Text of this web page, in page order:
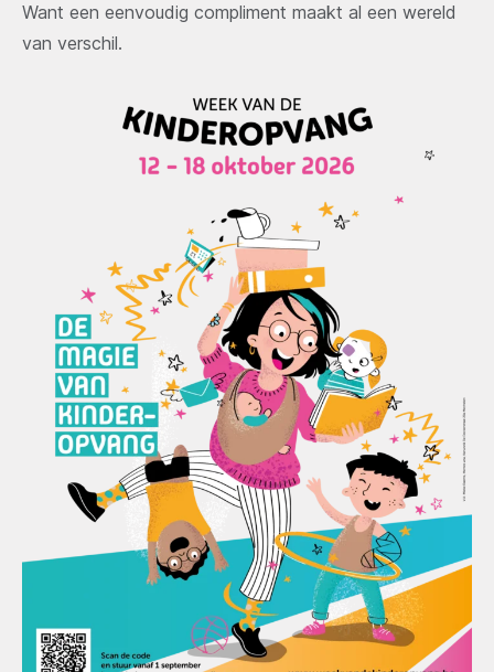
Want een eenvoudig compliment maakt al een wereld
van verschil.